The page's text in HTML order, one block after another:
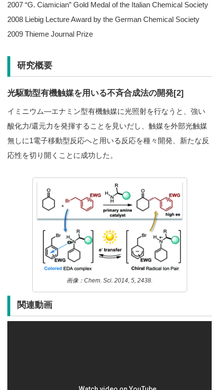
2007 “G. Ciamician” Gold Medal of the Italian Chemical Society
2008 Liebig Lecture Award by the German Chemical Society
2009 Thieme Journal Prize
研究概要
光駆動型有機触媒を用いる不斉合成法の開発[2]
イミニウム―エナミン型有機触媒に光照射を行なうと、強い
酸化力/還元力を発揮することを見いだし、触媒を外部光触媒
無しに1電子移動型反応へと用いる反応を種々開発、新たな反
応性を切り開くことに成功した。
画像：Chem. Sci. 2014, 5, 2438.
関連動画